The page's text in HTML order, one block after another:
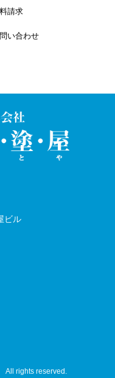
請求
い合わせ
ビル
All rights reserved.